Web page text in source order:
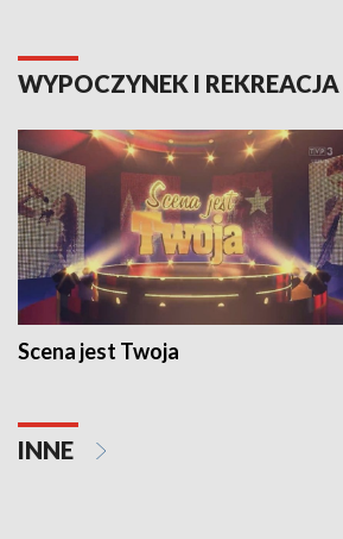
WYPOCZYNEK I REKREACJA
Scena jest Twoja
INNE